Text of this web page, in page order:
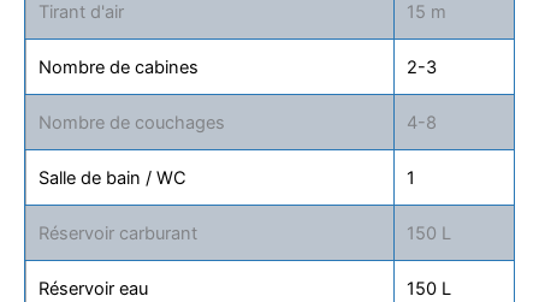
Tirant d'air 15 m
Nombre de cabines 2-3
Nombre de couchages 4-8
Salle de bain / WC 1
Réservoir carburant 150 L
Réservoir eau 150 L